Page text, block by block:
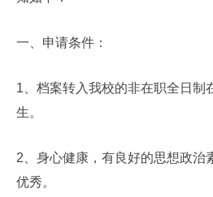
一、申请条件：
1 、档案转入我校的非在职全日制
生。
2 、身心健康，有良好的思想政治
优秀。